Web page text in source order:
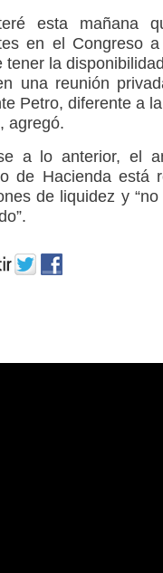
esta mañana
en el Congreso
tener la
una reunión
Petro, diferente a
agregó.
a lo anterior, el
de Hacienda está
de liquidez y